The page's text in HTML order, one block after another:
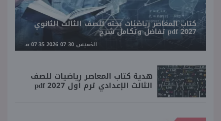
كتاب المعاصر رياضيات بحته للصف الثالث الثانوي
2027 pdf تفاضل وتكامل شرح
الخميس 30-07-2026 07:35 مـ
هدية كتاب المعاصر رياضيات للصف
الثالث الإعدادي ترم أول 2027 pdf